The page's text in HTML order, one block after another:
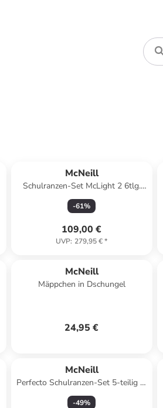
McNeill
Schulranzen-Set McLight 2 6tlg.
MOOD in rot
-61%
109,00 €
UVP: 279,95 €*
McNeill
Mäppchen in Dschungel
24,95 €
McNeill
Perfecto Schulranzen-Set 5-teilig in
Darth Vader
-49%